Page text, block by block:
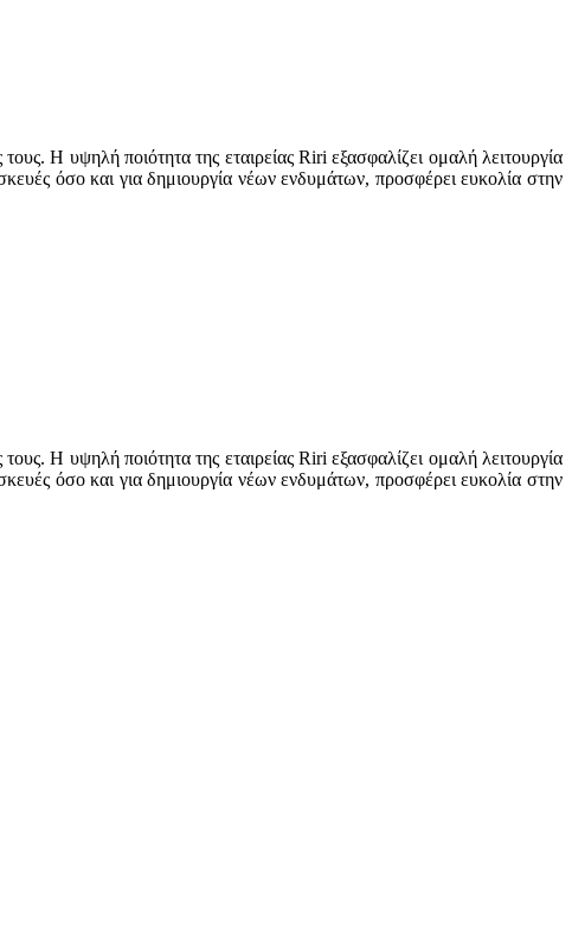
Η υψηλή ποιότητα της εταιρείας Riri εξασφαλίζει ομαλή λειτουργία
όσο και για δημιουργία νέων ενδυμάτων, προσφέρει ευκολία στην
Η υψηλή ποιότητα της εταιρείας Riri εξασφαλίζει ομαλή λειτουργία
όσο και για δημιουργία νέων ενδυμάτων, προσφέρει ευκολία στην